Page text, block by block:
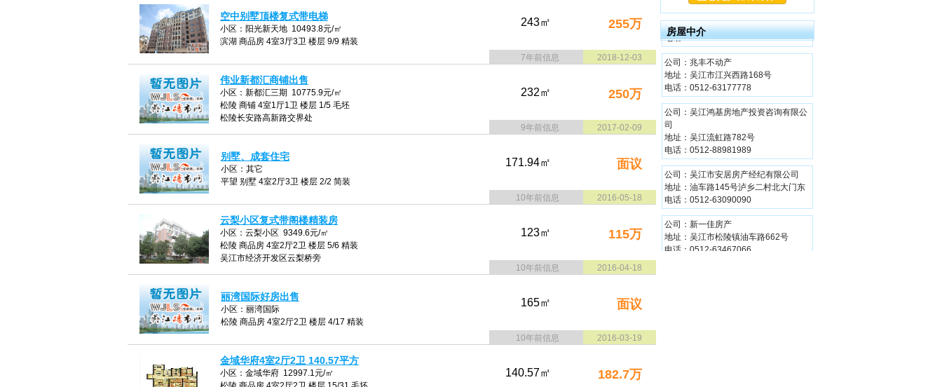
空中别墅顶楼复式带电梯
小区：阳光新天地 10493.8元/㎡
滨湖 商品房 4室3厅3卫 楼层 9/9 精装
243㎡ 255万
7年前信息 2018-12-03
伟业新都汇商铺出售
小区：新都汇三期 10775.9元/㎡
松陵 商铺 4室1厅1卫 楼层 1/5 毛坯
松陵长安路高新路交界处
232㎡ 250万
9年前信息 2017-02-09
别墅、成套住宅
小区：其它
平望 别墅 4室2厅3卫 楼层 2/2 简装
171.94㎡ 面议
10年前信息 2016-05-18
云梨小区复式带阁楼精装房
小区：云梨小区 9349.6元/㎡
松陵 商品房 4室2厅2卫 楼层 5/6 精装
吴江市经济开发区云梨桥旁
123㎡ 115万
10年前信息 2016-04-18
丽湾国际好房出售
小区：丽湾国际
松陵 商品房 4室2厅2卫 楼层 4/17 精装
165㎡ 面议
10年前信息 2016-03-19
金域华府4室2厅2卫 140.57平方
小区：金域华府 12997.1元/㎡
140.57㎡ 182.7万
房屋中介
地址：松陵镇油车路556号(西门红绿灯
路口)
电话：0512-63462001
公司：兆丰不动产
地址：吴江市江兴西路168号
电话：0512-63177778
公司：吴江鸿基房地产投资咨询有限公
司
地址：吴江流虹路782号
电话：0512-88981989
公司：吴江市安居房产经纪有限公司
地址：油车路145号泸乡二村北大门东
电话：0512-63090090
公司：新一佳房产
地址：吴江市松陵镇油车路662号
电话：0512-63467066